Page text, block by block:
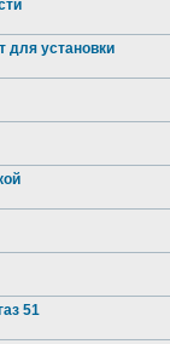
для установки
51